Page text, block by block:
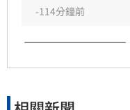
-114分鐘前